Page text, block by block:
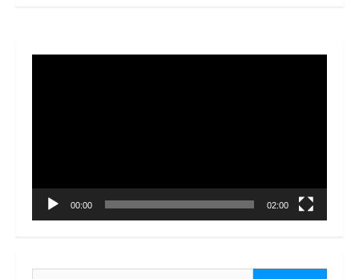
00:00 02:00